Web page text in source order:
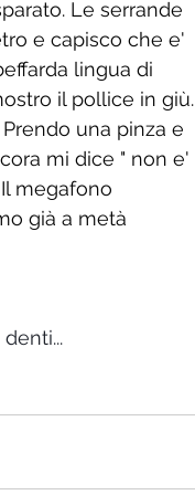
Le serrande
e capisco che e'
lingua di
il pollice in giù.
una pinza e
mi dice " non e'
megafono
già a metà